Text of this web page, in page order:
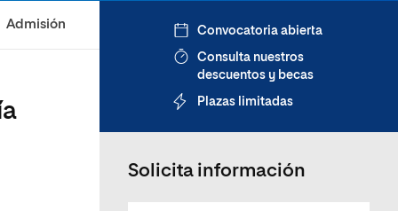
Admisión Convocatoria abierta
Consulta nuestros
descuentos y becas
Plazas limitadas
Solicita información